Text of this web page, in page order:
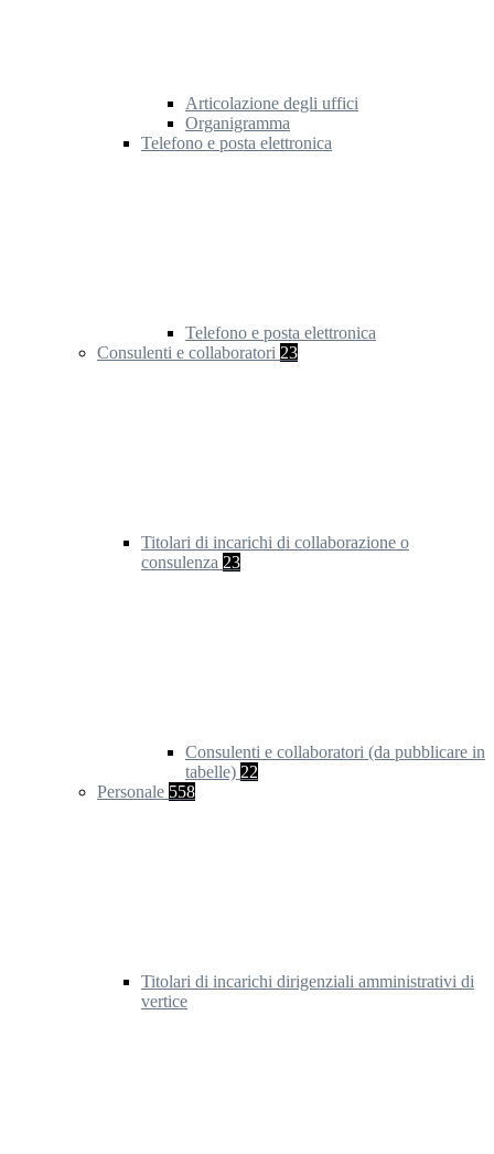
Articolazione degli uffici
Organigramma
Telefono e posta elettronica
Telefono e posta elettronica
Consulenti e collaboratori 23
Titolari di incarichi di collaborazione o
consulenza 23
Consulenti e collaboratori (da pubblicare in
tabelle) 22
Personale 558
Titolari di incarichi dirigenziali amministrativi di
vertice